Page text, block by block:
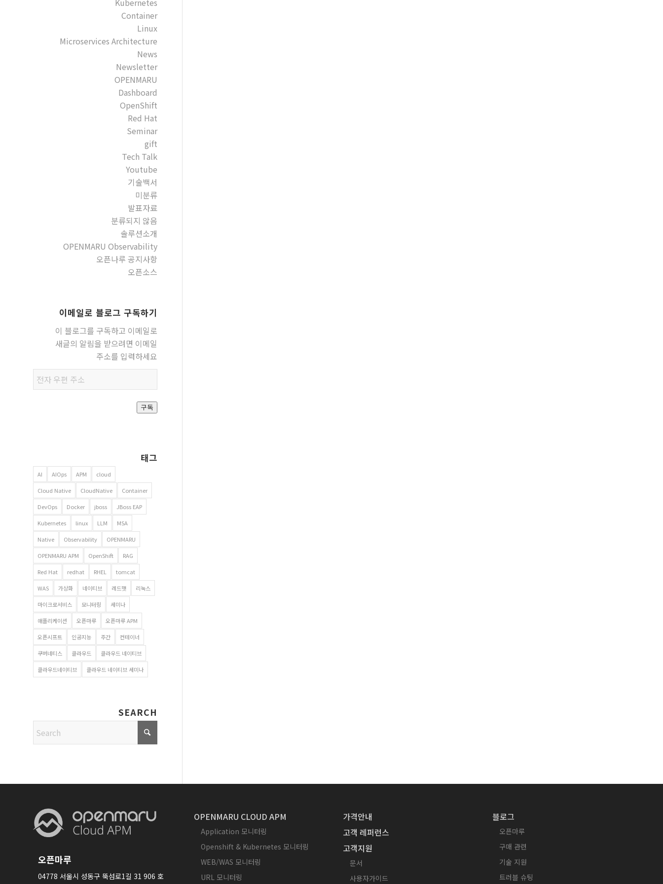
Kubernetes
Container
Linux
Microservices Architecture
News
Newsletter
OPENMARU
Dashboard
OpenShift
Red Hat
Seminar
gift
Tech Talk
Youtube
기술백서
미분류
발표자료
분류되지 않음
솔루션소개
OPENMARU Observability
오픈나루 공지사항
오픈소스
이메일로 블로그 구독하기
이 블로그를 구독하고 이메일로
새글의 알림을 받으려면 이메일
주소를 입력하세요
우편
주소
구독
태그
AI AIOps APM cloud
Cloud Native CloudNative Container
DevOps Docker jboss JBoss EAP
Kubernetes linux LLM MSA
Native Observability OPENMARU
OPENMARU APM OpenShift RAG
Red Hat redhat RHEL tomcat
WAS 가상화 네이티브 레드햇 리눅스
마이크로서비스 모니터링 세미나
애플리케이션 오픈마루 오픈마루 APM
오픈시프트 인공지능 주간 컨테이너
쿠버네티스 클라우드 클라우드 네이티브
클라우드네이티브 클라우드 네이티브 세미나
SEARCH
오픈마루
04778 서울시 성동구 뚝섬로1길 31 906 호
OPENMARU CLOUD APM
Application 모니터링
Openshift & Kubernetes 모니터링
WEB/WAS 모니터링
URL 모니터링
가격안내
고객 레퍼런스
고객지원
문서
사용자가이드
블로그
오픈마루
구매 관련
기술 지원
트러블 슈팅